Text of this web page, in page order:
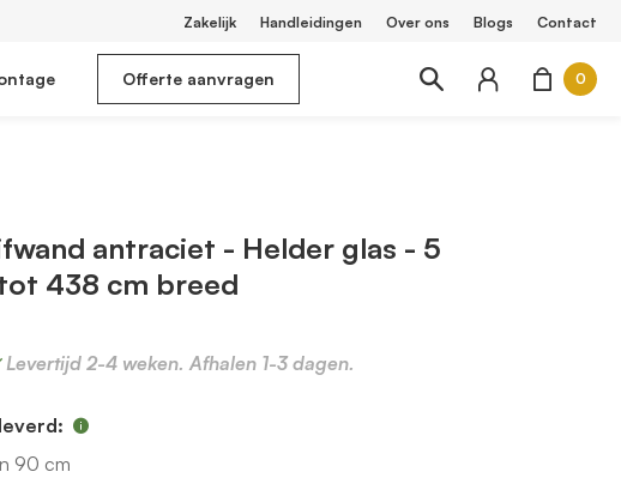
Zakelijk Handleidingen Over ons Blogs Contact
Offerte aanvragen 0
antraciet - Helder glas - 5
438 cm breed
Levertijd 2-4 weken. Afhalen 1-3 dagen.
90 cm